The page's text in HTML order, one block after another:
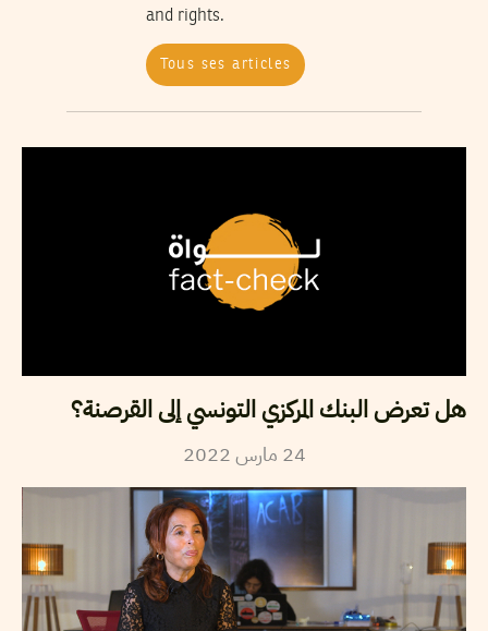
and rights.
Tous ses articles
هل تعرض البنك المركزي التونسي إلى القرصنة؟
24 مارس2022